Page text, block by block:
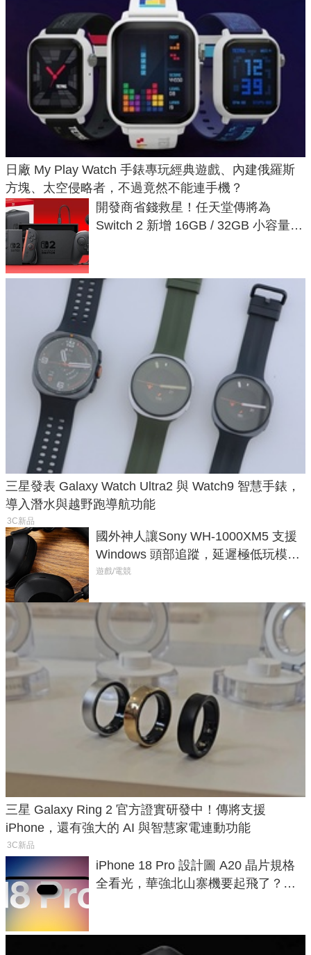
日廠 My Play Watch 手錶專玩經典遊戲、內建俄羅斯
方塊、太空侵略者，不過竟然不能連手機？
開發商省錢救星！任天堂傳將為
Switch 2 新增 16GB / 32GB 小容量遊
三星發表 Galaxy Watch Ultra2 與 Watch9 智慧手錶，
導入潛水與越野跑導航功能
3C新品
國外神人讓Sony WH-1000XM5 支援
Windows 頭部追蹤，延遲極低玩模擬
飛行超有感
遊戲/電競
三星 Galaxy Ring 2 官方證實研發中！傳將支援
iPhone，還有強大的 AI 與智慧家電連動功能
3C新品
iPhone 18 Pro 設計圖 A20 晶片規格
全看光，華強北山寨機要起飛了？專